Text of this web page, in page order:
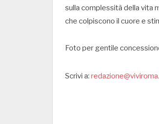
sulla complessità della vita
che colpiscono il cuore e
Foto per gentile
Scrivi a: